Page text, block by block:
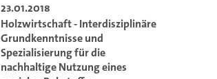
23.01.2018
Holzwirtschaft - Interdisziplinäre
Grundkenntnisse und
Spezialisierung für die
nachhaltige Nutzung eines